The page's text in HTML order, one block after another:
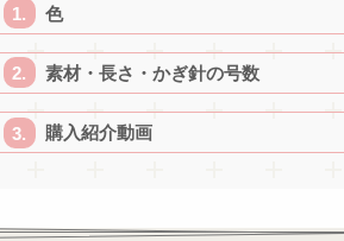
色
素材・長さ・かぎ針の号数
購入紹介動画